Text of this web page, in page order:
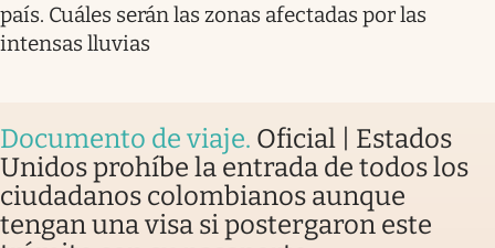
país. Cuáles serán las zonas afectadas por las
intensas lluvias
Documento de viaje. Oficial | Estados
Unidos prohíbe la entrada de todos los
ciudadanos colombianos aunque
tengan una visa si postergaron este